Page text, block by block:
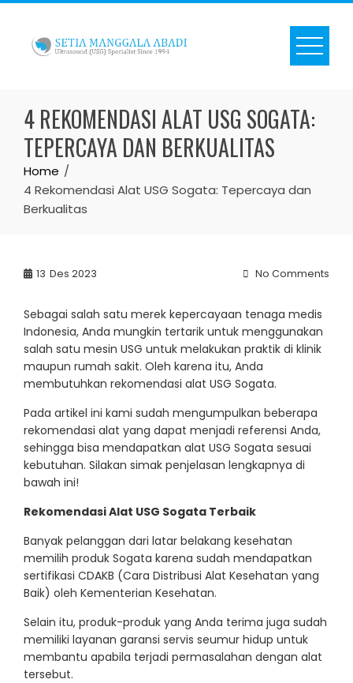
Skip
content
4 REKOMENDASI ALAT USG SOGATA:
TEPERCAYA DAN BERKUALITAS
Home
4 Rekomendasi Alat USG Sogata: Tepercaya dan
Berkualitas
13 Des 2023 No Comments
Sebagai salah satu merek kepercayaan tenaga medis
Indonesia, Anda mungkin tertarik untuk menggunakan
salah satu mesin USG untuk melakukan praktik di klinik
maupun rumah sakit. Oleh karena itu, Anda
membutuhkan rekomendasi alat USG Sogata.
Pada artikel ini kami sudah mengumpulkan beberapa
rekomendasi alat yang dapat menjadi referensi Anda,
sehingga bisa mendapatkan alat USG Sogata sesuai
kebutuhan. Silakan simak penjelasan lengkapnya di
bawah ini!
Rekomendasi Alat USG Sogata Terbaik
Banyak pelanggan dari latar belakang kesehatan
memilih produk Sogata karena sudah mendapatkan
sertifikasi CDAKB (Cara Distribusi Alat Kesehatan yang
Baik) oleh Kementerian Kesehatan.
Selain itu, produk-produk yang Anda terima juga sudah
memiliki layanan garansi servis seumur hidup untuk
membantu apabila terjadi permasalahan dengan alat
tersebut.